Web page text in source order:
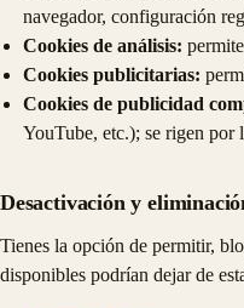
navegador, configuración
Cookies de análisis:
Cookies publicitarias:
Cookies de publicidad
YouTube, etc.); se rigen por
Desactivación y
Tienes la opción de permitir,
disponibles podrían dejar de